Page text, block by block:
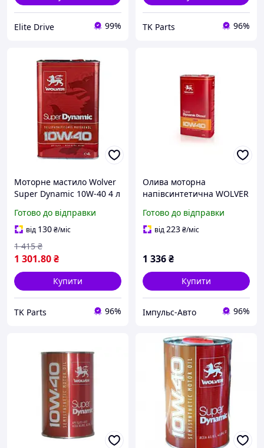
Elite Drive 99% TK Parts 96%
Моторне мастило Wolver
Super Dynamic 10W-40 4 л
Готово до відправки
від 130₴/міс
1 301.80₴
1 415 ₴
Купити
TK Parts 96%
Олива моторна
напівсинтетична WOLVER
Diesel каністра 5л (4шт
уп)
Готово до відправки
від223₴/міс
1 336₴
Купити
Імпульс-Авто 96%